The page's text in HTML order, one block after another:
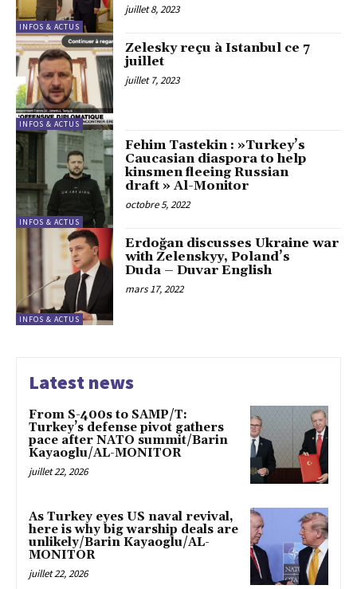
INFOS & ACTUS
juillet 8, 2023
INFOS & ACTUS
Zelesky reçu à Istanbul ce 7
juillet
juillet 7, 2023
INFOS & ACTUS
Fehim Tastekin : »Turkey’s
Caucasian diaspora to help
kinsmen fleeing Russian
draft » Al-Monitor
octobre 5, 2022
INFOS & ACTUS
Erdoğan discusses Ukraine war
with Zelenskyy, Poland’s
Duda – Duvar English
mars 17, 2022
Latest news
From S-400s to SAMP/T:
Turkey’s defense pivot gathers
pace after NATO summit/Barin
Kayaoglu/AL-MONITOR
juillet 22, 2026
As Turkey eyes US naval revival,
here is why big warship deals are
unlikely/Barin Kayaoglu/AL-
MONITOR
juillet 22, 2026